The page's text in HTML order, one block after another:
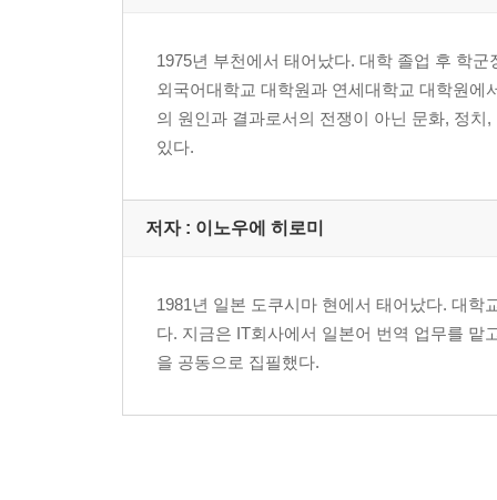
1975년 부천에서 태어났다. 대학 졸업 후 학
외국어대학교 대학원과 연세대학교 대학원
의 원인과 결과로서의 전쟁이 아닌 문화, 정
있다.
저자 : 이노우에 히로미
1981년 일본 도쿠시마 현에서 태어났다. 대
다. 지금은 IT회사에서 일본어 번역 업무를 맡
을 공동으로 집필했다.